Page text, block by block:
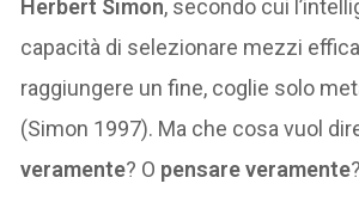
Herbert Simon, secondo cui
capacità di selezionare mezzi
raggiungere un fine, coglie solo
(Simon 1997). Ma che cosa vuol
veramente? O pensare veramente?